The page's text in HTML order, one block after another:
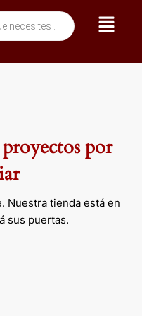
Menú
por
Nuestra tienda está en
sus puertas.